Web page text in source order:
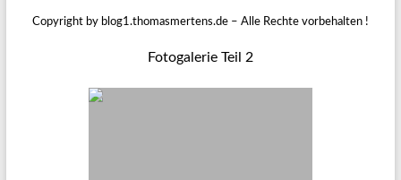
Copyright by blog1.thomasmertens.de – Alle Rechte vorbehalten !
Fotogalerie Teil 2